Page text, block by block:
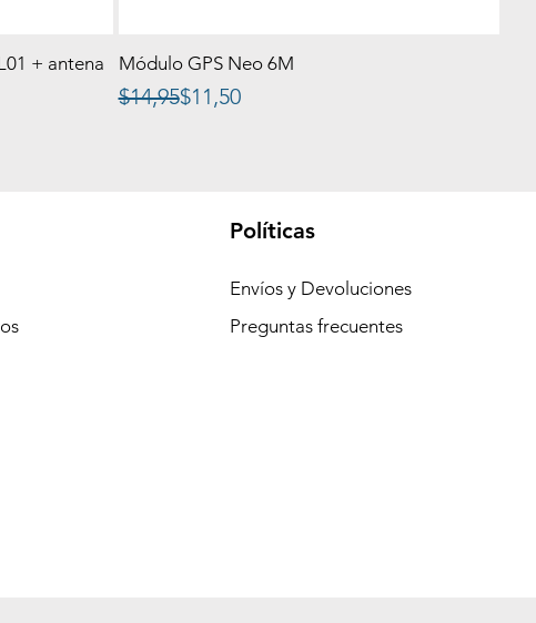
+ antena Módulo GPS Neo 6M
Precio
$14,95
Precio de oferta
$11,50
Políticas
Envíos y Devoluciones
Preguntas frecuentes